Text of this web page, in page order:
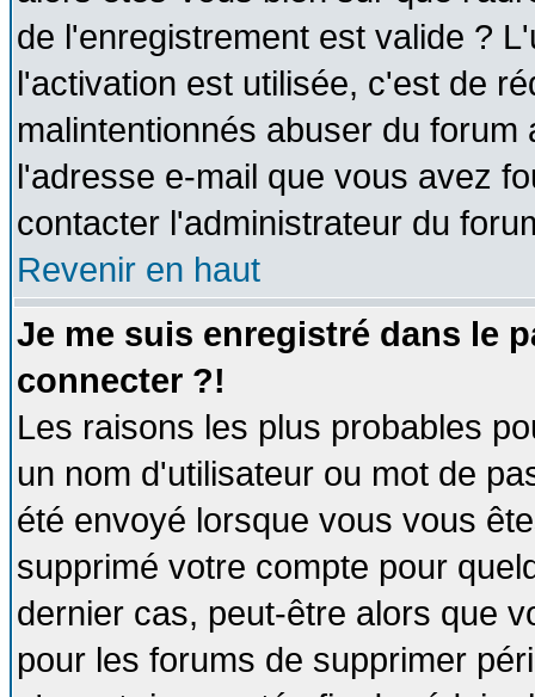
de l'enregistrement est valide ?
l'activation est utilisée, c'est de
malintentionnés abuser du
l'adresse e-mail que vous avez
contacter l'administrateur du
Revenir en haut
Je me suis enregistré dans le
connecter ?!
Les raisons les plus probables
un nom d'utilisateur ou mot de
été envoyé lorsque vous vous
supprimé votre compte pour
dernier cas, peut-être alors que
pour les forums de supprimer